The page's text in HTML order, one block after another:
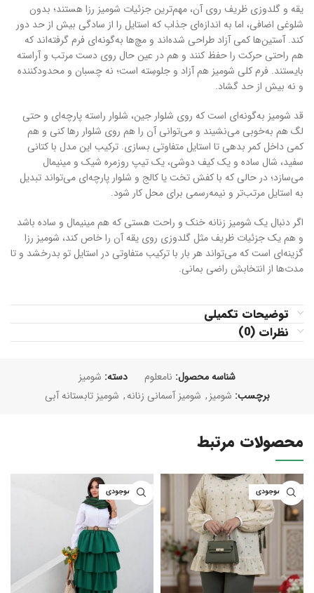
یقه و گلدوزی ظریف روی آن، مهم‌ترین جزئیات شومیز رزا هستند؛ بدون
شلوغی اضافی، اما به اندازه‌ای جذاب که استایل را از سادگی بیش از حد دور
کند. آستین‌ها کمی آزاد طراحی شده‌اند و مچ‌ها به‌گونه‌ای فرم گرفته‌اند که
هم راحتی حرکت را حفظ کنند و هم در عین حال روی دست مرتب و آراسته
بایستند. فرم کلی شومیز هم آزاد و جلوسِته است؛ نه چسبان و محدودکننده
و نه بیش از حد گشاد.
قد شومیز به‌گونه‌ای است که روی شلوار جین، شلوار راسته پارچه‌ای و حتی
لگ هم به‌خوبی می‌نشیند و می‌توانی آن را هم روی شلوار رها کنی و هم
کمی داخل کمر بدهی تا استایل متفاوتی بسازی. ترکیب این مدل با کتانی
سفید، شال ساده و یک کیف دوشی، یک تیپ روزمره شیک و مینیمال
می‌سازد؛ در حالی که با کفش تخت یا کالج و شلوار پارچه‌ای می‌تواند تبدیل
به استایل مرتب‌تر و نیمه‌رسمی برای محل کار شود.
اگر دنبال یک شومیز زنانه خنک و راحت هستی که هم مینیمال و ساده باشد
و هم یک جزئیات ظریف مثل گلدوزی روی یقه آن را خاص کند، شومیز رزا
گزینه‌ای است که می‌تواند هر بار با ترکیب متفاوتی در استایل تو بدرخشد و تا
مدت‌ها از انتخابش راضی بمانی.
توضیحات تکمیلی
نظرات (0)
شناسه محصول: نامعلوم دسته: شومیز
برچسب: شومیز , شومیز آسمانی زنانه, شومیز تابستانه آبی
محصولات مرتبط
اتمام موجودی اتمام موجودی